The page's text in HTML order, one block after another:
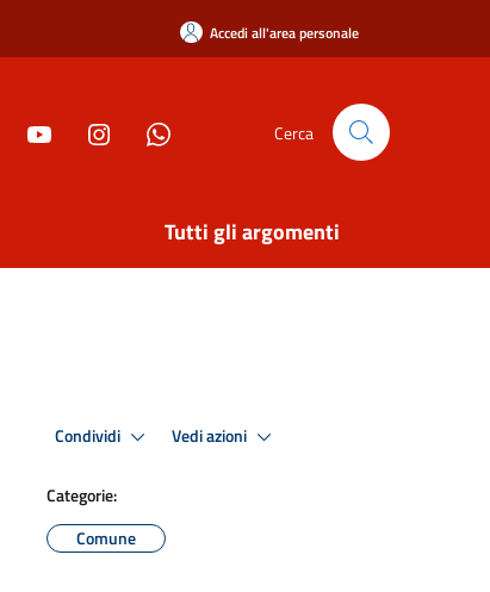
Accedi all'area personale
Cerca
Tutti gli argomenti
Condividi Vedi azioni
Categorie:
Comune